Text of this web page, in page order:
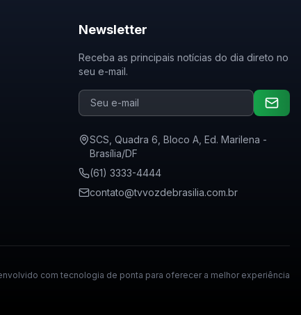
Newsletter
Receba as principais notícias do dia direto no
seu e-mail.
SCS, Quadra 6, Bloco A, Ed. Marilena -
Brasília/DF
(61) 3333-4444
contato@tvvozdebrasilia.com.br
com tecnologia de ponta para oferecer a melhor experiência